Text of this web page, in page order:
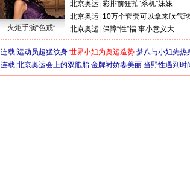
火炬手演“色戒”
北京奥运 彩排前狂拍“杀机”妹妹
北京奥运 10万个套套可以拿来吹气球
北京奥运 保障“性”福 事小意义大
连载| 运动员超猛纹身 世界小姐为奥运造势 梦八与小姐先热
连载| 北京奥运会上的双胞胎 金牌衬娇妻美丽 当野性遇到时